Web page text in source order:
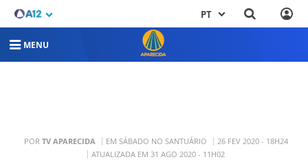
PT
MENU
POR TV APARECIDA EM SÁBADO NO SANTUÁRIO
26 FEV 2020 - 18H24
ATUALIZADA EM 31 AGO 2020 - 11H02